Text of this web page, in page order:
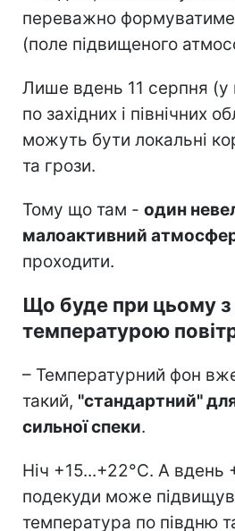
переважно
(поле підвищеного
Лише вдень 11 серпня (у
по західних і північних
можуть бути локальні
та грози.
Тому що там - один
малоактивний
проходити.
Що буде при цьому з
температурою
– Температурний фон
такий, "стандартний"
сильної спеки.
Ніч +15...+22°C. А вдень
подекуди може
температура по півдню